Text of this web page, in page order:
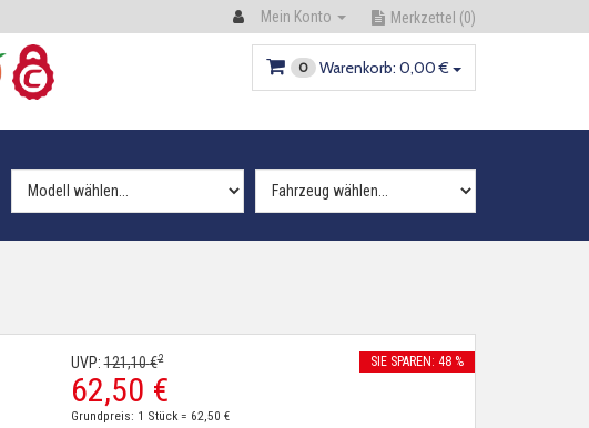
Mein Konto Merkzettel (0)
0 Warenkorb: 0,00 €
UVP:121,10€2
62,50 €
SIE SPAREN: 48 %
Grundpreis: 1 Stück = 62,50 €